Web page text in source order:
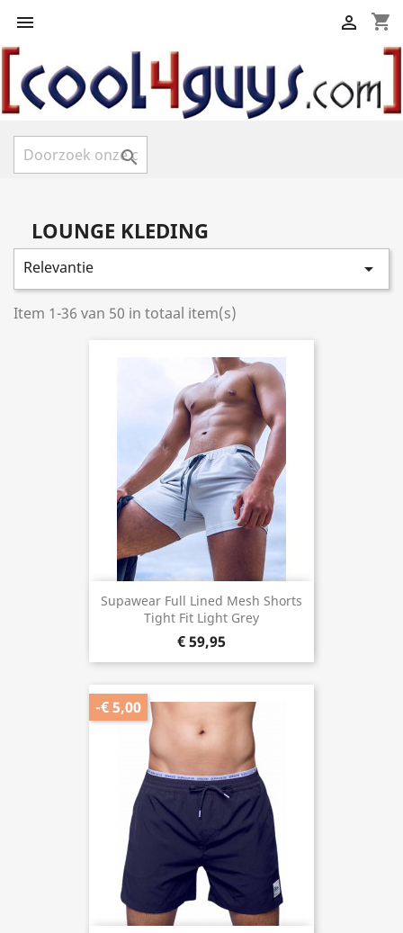
 shopping_cart


LOUNGE KLEDING
Relevantie 
Item 1-36 van 50 in totaal item(s)
Supawear Full Lined Mesh Shorts
Tight Fit Light Grey
€ 59,95
-€ 5,00